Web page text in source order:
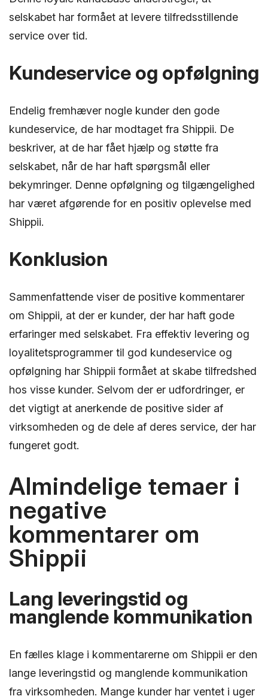
selskabet har formået at levere tilfredsstillende
service over tid.
Kundeservice og opfølgning
Endelig fremhæver nogle kunder den gode
kundeservice, de har modtaget fra Shippii. De
beskriver, at de har fået hjælp og støtte fra
selskabet, når de har haft spørgsmål eller
bekymringer. Denne opfølgning og tilgængelighed
har været afgørende for en positiv oplevelse med
Shippii.
Konklusion
Sammenfattende viser de positive kommentarer
om Shippii, at der er kunder, der har haft gode
erfaringer med selskabet. Fra effektiv levering og
loyalitetsprogrammer til god kundeservice og
opfølgning har Shippii formået at skabe tilfredshed
hos visse kunder. Selvom der er udfordringer, er
det vigtigt at anerkende de positive sider af
virksomheden og de dele af deres service, der har
fungeret godt.
Almindelige temaer i
negative
kommentarer om
Shippii
Lang leveringstid og
manglende kommunikation
En fælles klage i kommentarerne om Shippii er den
lange leveringstid og manglende kommunikation
fra virksomheden. Mange kunder har ventet i uger